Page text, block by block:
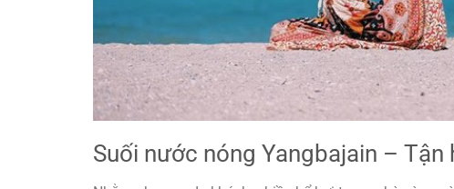
Suối nước nóng Yangbajain –